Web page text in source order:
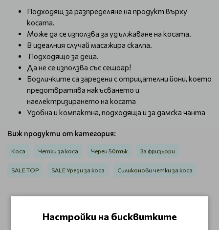
Подходящ за разпределяне на продукт върху
косата.
Може да се използва за удължаване на косата.
В идеалния случай масажира скалпа.
Подходящо за деца.
Да не се използва със сешоар!
Бодличките са заредени с отрицателни йони, което
предотвратява накъсването и
наелектризирането на косата
Удобна и компактна, подходяща и за дамска чанта
Виж продукти от категория:
Коса Четки за коса Черен 50тък За фризьори
SALE TOP SALE Уреди за коса Силиконови четки за коса
Настройки на бисквитките